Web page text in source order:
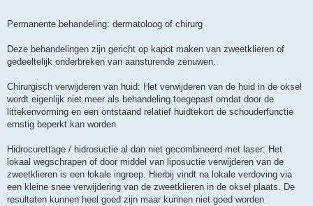
Permanente behandeling: dermatoloog of chirurg
Deze behandelingen zijn gericht op kapot maken van zweetklieren of
gedeeltelijk onderbreken van aansturende zenuwen.
Chirurgisch verwijderen van huid: Het verwijderen van de huid in de oksel
wordt eigenlijk niet meer als behandeling toegepast omdat door de
littekenvorming en een ontstaand relatief huidtekort de schouderfunctie
ernstig beperkt kan worden
Hidrocurettage / hidrosuctie al dan niet gecombineerd met laser: Het
lokaal wegschrapen of door middel van liposuctie verwijderen van de
zweetklieren is een lokale ingreep. Hierbij vindt na lokale verdoving via
een kleine snee verwijdering van de zweetklieren in de oksel plaats. De
resultaten kunnen heel goed zijn maar kunnen niet goed worden